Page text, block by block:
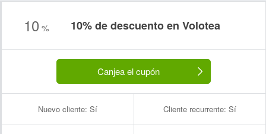
10 % 10% de descuento en Volotea
Canjea el cupón
Nuevo cliente: Sí Cliente recurrente: Sí